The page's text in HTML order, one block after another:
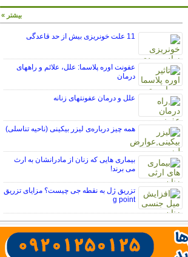
11 علت خونریزی بیش از حد قاعدگی
عفونت اوره پلاسما: علل، علائم و راههای
درمان
علل و درمان عفونتهای زنانه
همه چیز درباره‌ی لیزر بیکینی (ناحیه تناسلی)
بیماری هایی که زنان از مادرانشان به ارث
می برند!
تزریق ژل به نقطه جی چیست؟ مزایای تزریق
g point
بیشتر »